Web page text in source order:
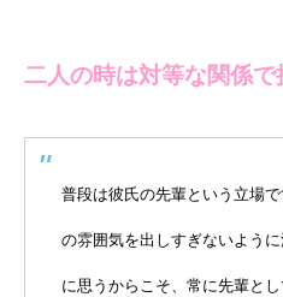
二人の時は対等な関係で
普段は彼氏の先輩という立場
の雰囲気を出しすぎないよう
に思うからこそ、常に先輩と